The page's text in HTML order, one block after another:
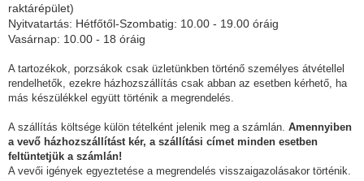
raktárépület)
Nyitvatartás: Hétfőtől-Szombatig: 10.00 - 19.00 óráig
Vasárnap: 10.00 - 18 óráig
A tartozékok, porzsákok csak üzletünkben történő személyes átvétellel
rendelhetők, ezekre házhozszállítás csak abban az esetben kérhető, ha
más készülékkel együtt történik a megrendelés.
A szállítás költsége külön tételként jelenik meg a számlán. Amennyiben
a vevő házhozszállítást kér, a szállítási címet minden esetben
feltüntetjük a számlán!
A vevői igények egyeztetése a megrendelés visszaigazolásakor történik.